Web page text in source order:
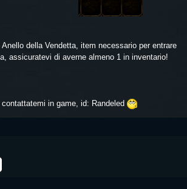
Anello della Vendetta, item necessario per entrare
assicuratevi di averne almeno 1 in inventario!
in game, id: Randeled